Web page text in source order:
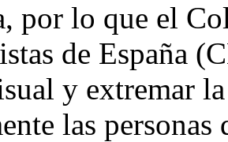
por lo que el
de España
y extremar
las